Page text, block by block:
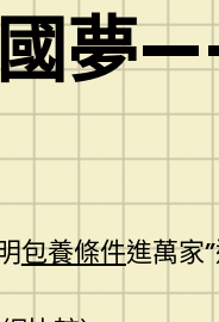
夢
包養條件進萬家